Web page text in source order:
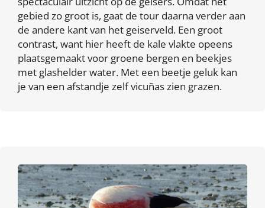
gebied zo groot is, gaat de tour daarna verder aan
de andere kant van het geiserveld. Een groot
contrast, want hier heeft de kale vlakte opeens
plaatsgemaakt voor groene bergen en beekjes
met glashelder water. Met een beetje geluk kan
je van een afstandje zelf vicuñas zien grazen.